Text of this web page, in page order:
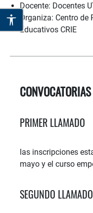
Docente: Docentes
Organiza: Centro
Educativos CRIE
PRIMER LLAMADO
las inscripciones
mayo y el curso
SEGUNDO LLAMADO